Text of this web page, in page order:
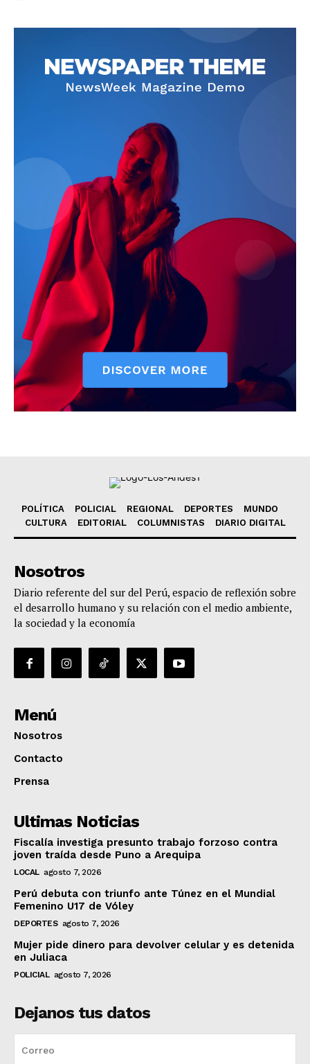
Diario los Andes
Nosotros
POLÍTICA POLICIAL REGIONAL DEPORTES
MUNDO
CULTURA
EDITORIAL COLUMNISTAS DIARIO DIGITAL
Nosotros
Diario referente del sur del Perú, espacio de reflexión sobre
el desarrollo humano y su relación con el medio ambiente,
la sociedad y la economía
Menú
Nosotros
Contacto
Prensa
Ultimas Noticias
Fiscalía investiga presunto trabajo forzoso contra
joven traída desde Puno a Arequipa
LOCAL agosto 7, 2026
Perú debuta con triunfo ante Túnez en el Mundial
Femenino U17 de Vóley
DEPORTES agosto 7, 2026
Mujer pide dinero para devolver celular y es detenida
en Juliaca
POLICIAL agosto 7, 2026
Dejanos tus datos